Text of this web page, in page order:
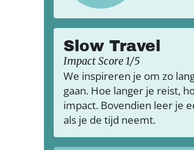
Slow Travel
Impact Score 1/5
We inspireren je om zo
gaan. Hoe langer je reist,
impact. Bovendien leer je
als je de tijd neemt.